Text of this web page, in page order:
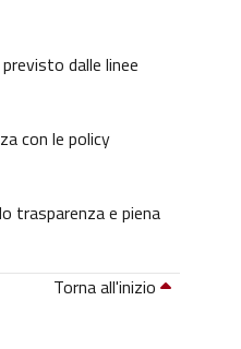
dalle linee
con le policy
trasparenza e piena
Torna all'inizio